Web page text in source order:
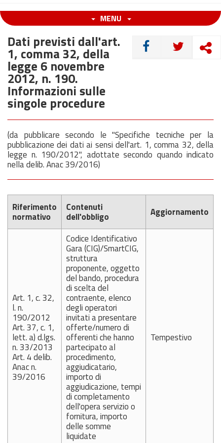
MENU
CONDIVIDI
Dati previsti dall'art.
1, comma 32, della
legge 6 novembre
2012, n. 190.
Informazioni sulle
singole procedure
(da pubblicare secondo le "Specifiche tecniche per la
pubblicazione dei dati ai sensi dell'art. 1, comma 32, della
legge n. 190/2012", adottate secondo quando indicato
nella delib. Anac 39/2016)
Riferimento
normativo
Contenuti
dell'obbligo Aggiornamento
Art. 1, c. 32,
l. n.
190/2012
Art. 37, c. 1,
lett. a) d.lgs.
n. 33/2013
Art. 4 delib.
Anac n.
39/2016
Codice Identificativo
Gara (CIG)/SmartCIG,
struttura
proponente, oggetto
del bando, procedura
di scelta del
contraente, elenco
degli operatori
invitati a presentare
offerte/numero di
offerenti che hanno
partecipato al
procedimento,
aggiudicatario,
importo di
aggiudicazione, tempi
di completamento
dell'opera servizio o
fornitura, importo
delle somme
liquidate
Tempestivo